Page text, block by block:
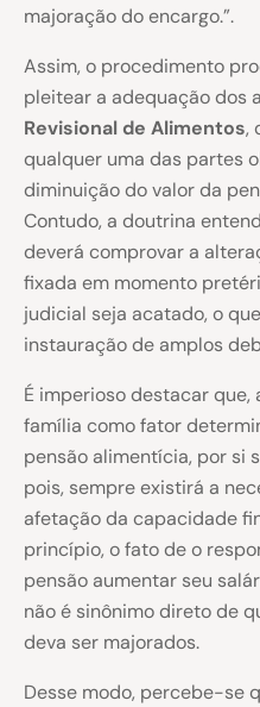
majoração do encargo.”.
Assim, o procedimento
pleitear a adequação dos
Revisional de Alimentos,
qualquer uma das partes
diminuição do valor da
Contudo, a doutrina
deverá comprovar a
fixada em momento
judicial seja acatado, o
instauração de amplos
É imperioso destacar
família como fator
pensão alimentícia, por si
pois, sempre existirá a
afetação da capacidade
princípio, o fato de o
pensão aumentar seu
não é sinônimo direto de
deva ser majorados.
Desse modo, percebe-se